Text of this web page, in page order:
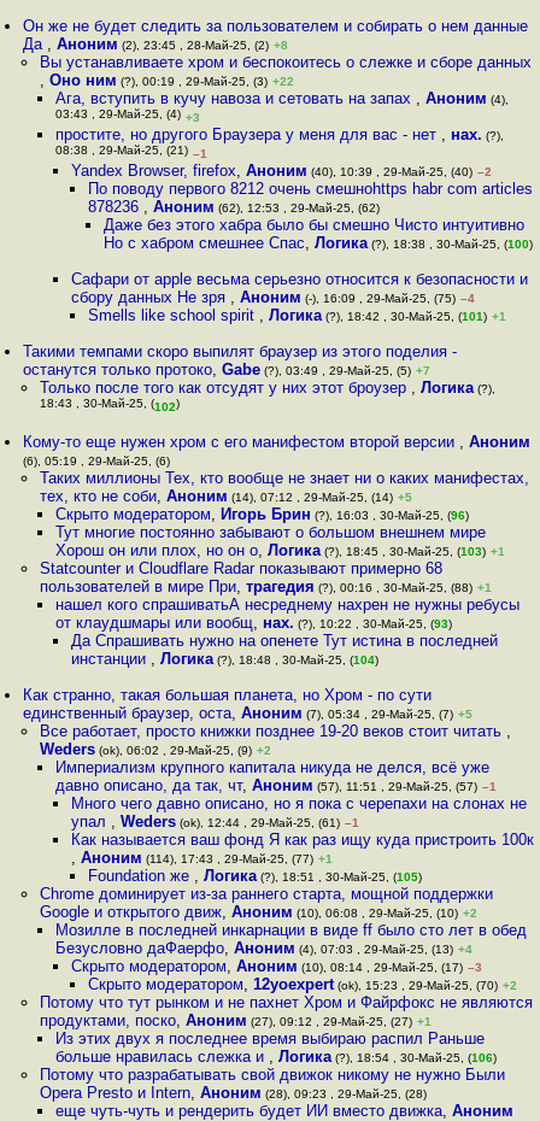
Он же не будет следить за пользователем и собирать о нем данные
Да ,Аноним (2), 23:45 , 28-Май-25, (2) +8
Вы устанавливаете хром и беспокоитесь о слежке и сборе данных
, Оно ним (?), 00:19 , 29-Май-25, (3) +22
Ага, вступить в кучу навоза и сетовать на запах , Аноним (4),
03:43 , 29-Май-25, (4) +3
простите, но другого Браузера у меня для вас - нет , нах. (?),
08:38 , 29-Май-25, (21) –1
Yandex Browser, firefox,Аноним (40), 10:39 , 29-Май-25, (40) –2
По поводу первого 8212 очень смешноhttps habr com articles
878236 , Аноним (62), 12:53 , 29-Май-25, (62)
Даже без этого хабра было бы смешно Чисто интуитивно
Но с хабром смешнее Спас, Логика(?), 18:38 , 30-Май-25, (100)
Сафари от apple весьма серьезно относится к безопасности и
сбору данных Не зря ,Аноним (-), 16:09 , 29-Май-25, (75) –4
Smells like school spirit , Логика(?), 18:42 , 30-Май-25, (101) +1
Такими темпами скоро выпилят браузер из этого поделия -
останутся только протоко,Gabe (?), 03:49 , 29-Май-25, (5) +7
Только после того как отсудят у них этот броузер , Логика(?),
18:43 , 30-Май-25, (102)
Кому-то еще нужен хром с его манифестом второй версии ,Аноним
(6), 05:19 , 29-Май-25, (6)
Таких миллионы Тех, кто вообще не знает ни о каких манифестах,
тех, кто не соби, Аноним (14), 07:12 , 29-Май-25, (14) +5
Скрыто модератором, Игорь Брин (?), 16:03 , 30-Май-25, (96)
Тут многие постоянно забывают о большом внешнем мире
Хорош он или плох, но он о, Логика(?), 18:45 , 30-Май-25, (103) +1
Statcounter и Cloudflare Radar показывают примерно 68
пользователей в мире При, трагедия (?), 00:16 , 30-Май-25, (88) +1
нашел кого спрашиватьА несреднему нахрен не нужны ребусы
от клаудшмары или вообщ, нах. (?), 10:22 , 30-Май-25, (93)
Да Спрашивать нужно на опенете Тут истина в последней
инстанции ,Логика (?), 18:48 , 30-Май-25, (104)
Как странно, такая большая планета, но Хром - по сути
единственный браузер, оста,Аноним (7), 05:34 , 29-Май-25, (7) +5
Все работает, просто книжки позднее 19-20 веков стоит читать ,
Weders(ok), 06:02 , 29-Май-25, (9) +2
Империализм крупного капитала никуда не делся, всё уже
давно описано, да так, чт, Аноним (57), 11:51 , 29-Май-25, (57) –1
Много чего давно описано, но я пока с черепахи на слонах не
упал ,Weders (ok), 12:44 , 29-Май-25, (61) –1
Как называется ваш фонд Я как раз ищу куда пристроить 100к
,Аноним (114), 17:43 , 29-Май-25, (77) +1
Foundation же , Логика(?), 18:51 , 30-Май-25, (105)
Chrome доминирует из-за раннего старта, мощной поддержки
Google и открытого движ, Аноним (10), 06:08 , 29-Май-25, (10) +2
Мозилле в последней инкарнации в виде ff было сто лет в обед
Безусловно даФаерфо, Аноним (4), 07:03 , 29-Май-25, (13) +4
Скрыто модератором,Аноним (10), 08:14 , 29-Май-25, (17) –3
Скрыто модератором, 12yoexpert(ok), 15:23 , 29-Май-25, (70) +2
Потому что тут рынком и не пахнет Хром и Файрфокс не являются
продуктами, поско, Аноним (27), 09:12 , 29-Май-25, (27) +1
Из этих двух я последнее время выбираю распил Раньше
больше нравилась слежка и , Логика(?), 18:54 , 30-Май-25, (106)
Потому что разрабатывать свой движок никому не нужно Были
Opera Presto и Intern, Аноним (28), 09:23 , 29-Май-25, (28)
еще чуть-чуть и рендерить будет ИИ вместо движка, Аноним